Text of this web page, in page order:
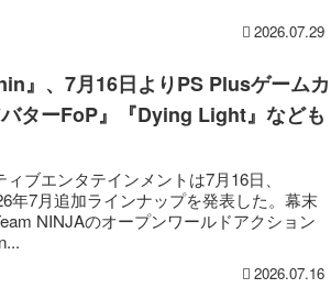
2026.07.29
』、7月16日よりPS Plusゲームカ
ターFoP』『Dying Light』なども
ブエンタテインメントは7月16日、
年7月追加ラインナップを発表した。幕末
NINJAのオープンワールドアクション
2026.07.16